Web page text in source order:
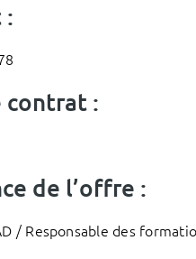
:
contrat :
de l’offre :
/ Responsable des